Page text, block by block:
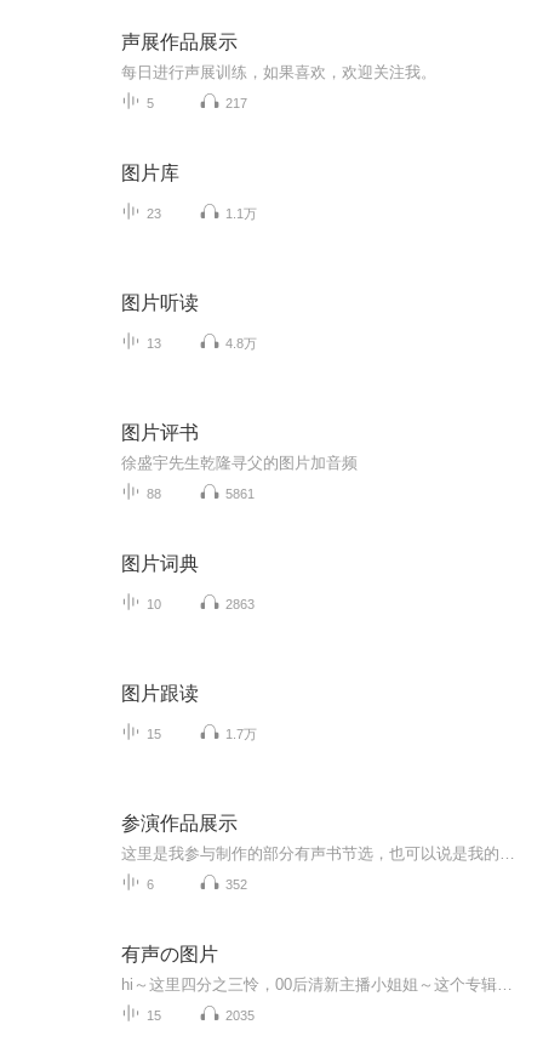
声展作品展示
每日进行声展训练，如果喜欢，欢迎关注我。
5 217
图片库
23 1.1万
图片听读
13 4.8万
图片评书
徐盛宇先生乾隆寻父的图片加音频
88 5861
图片词典
10 2863
图片跟读
15 1.7万
参演作品展示
6 352
有声の图片
15 2035